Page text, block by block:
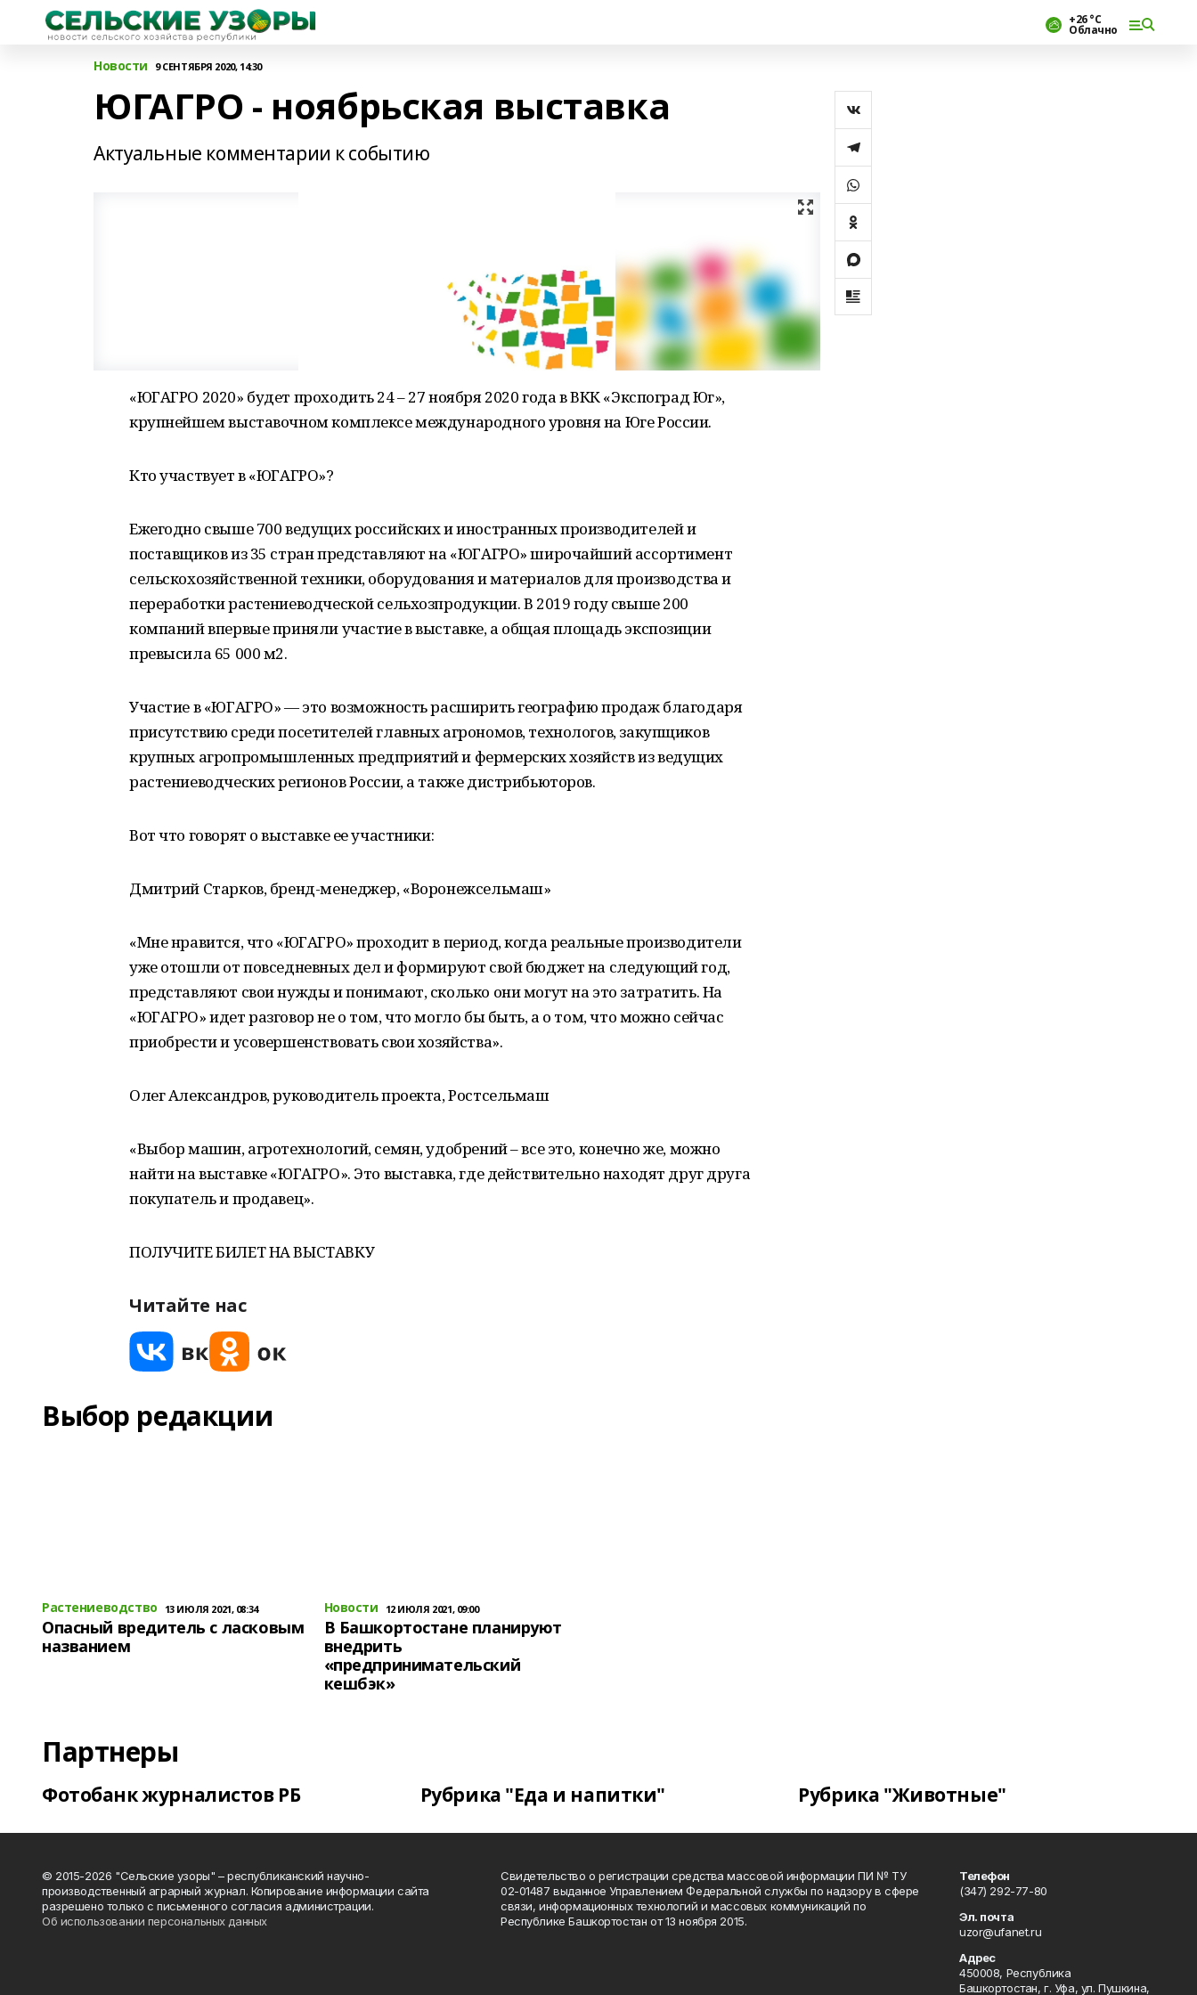
+26 °С
Облачно
Новости 9 СЕНТЯБРЯ 2020, 14:30
ЮГАГРО - ноябрьская выставка
Актуальные комментарии к событию
«ЮГАГРО 2020» будет проходить 24 – 27 ноября 2020 года в ВКК «Экспоград Юг»,
крупнейшем выставочном комплексе международного уровня на Юге России.
Кто участвует в «ЮГАГРО»?
Ежегодно свыше 700 ведущих российских и иностранных производителей и
поставщиков из 35 стран представляют на «ЮГАГРО» широчайший ассортимент
сельскохозяйственной техники, оборудования и материалов для производства и
переработки растениеводческой сельхозпродукции. В 2019 году свыше 200
компаний впервые приняли участие в выставке, а общая площадь экспозиции
превысила 65 000 м2.
Участие в «ЮГАГРО» — это возможность расширить географию продаж благодаря
присутствию среди посетителей главных агрономов, технологов, закупщиков
крупных агропромышленных предприятий и фермерских хозяйств из ведущих
растениеводческих регионов России, а также дистрибьюторов.
Вот что говорят о выставке ее участники:
Дмитрий Старков, бренд-менеджер, «Воронежсельмаш»
«Мне нравится, что «ЮГАГРО» проходит в период, когда реальные производители
уже отошли от повседневных дел и формируют свой бюджет на следующий год,
представляют свои нужды и понимают, сколько они могут на это затратить. На
«ЮГАГРО» идет разговор не о том, что могло бы быть, а о том, что можно сейчас
приобрести и усовершенствовать свои хозяйства».
Олег Александров, руководитель проекта, Ростсельмаш
«Выбор машин, агротехнологий, семян, удобрений – все это, конечно же, можно
найти на выставке «ЮГАГРО». Это выставка, где действительно находят друг друга
покупатель и продавец».
ПОЛУЧИТЕ БИЛЕТ НА ВЫСТАВКУ
Читайте нас
Выбор редакции
Растениеводство 13 ИЮЛЯ 2021, 08:34
Опасный вредитель с ласковым
названием
Новости 12 ИЮЛЯ 2021, 09:00
В Башкортостане планируют
внедрить
«предпринимательский
кешбэк»
Партнеры
Фотобанк журналистов РБ Рубрика "Еда и напитки" Рубрика "Животные"
© 2015-2026 "Сельские узоры" – республиканский научно-
производственный аграрный журнал. Копирование информации сайта
разрешено только с письменного согласия администрации.
Об использовании персональных данных
Свидетельство о регистрации средства массовой информации ПИ № ТУ
02-01487 выданное Управлением Федеральной службы по надзору в сфере
связи, информационных технологий и массовых коммуникаций по
Республике Башкортостан от 13 ноября 2015.
Телефон
(347) 292-77-80
Эл. почта
uzor@ufanet.ru
Адрес
450008, Республика
Башкортостан, г. Уфа, ул. Пушкина,